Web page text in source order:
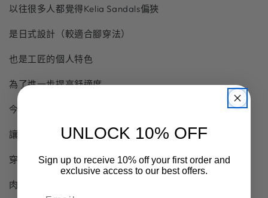
以往很多人都覺得Kelia Sandals偏狹
是日式設計（較適合腳穿法）
也是工匠的個人特色
為了進一步提高舒適度
今天的自家款稍稍做鬆了
讓前掌跟椰子更容易套入
穿著更方便更easy peasy
肉腳小寬腳更習慣
UNLOCK 10% OFF
Sign up to receive 10% off your first order and
exclusive access to our best offers.